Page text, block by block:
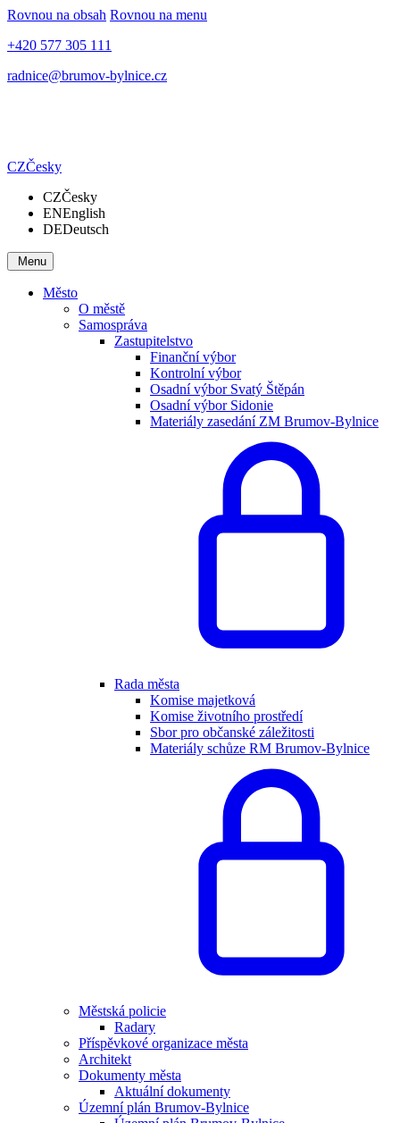
Rovnou na obsah Rovnou na menu
+420 577 305 111
radnice@brumov-bylnice.cz
CZČesky
CZČesky
ENEnglish
DEDeutsch
Menu
Město
O městě
Samospráva
Zastupitelstvo
Finanční výbor
Kontrolní výbor
Osadní výbor Svatý Štěpán
Osadní výbor Sidonie
Materiály zasedání ZM Brumov-Bylnice
Rada města
Komise majetková
Komise životního prostředí
Sbor pro občanské záležitosti
Materiály schůze RM Brumov-Bylnice
Městská policie
Radary
Příspěvkové organizace města
Architekt
Dokumenty města
Aktuální dokumenty
Územní plán Brumov-Bylnice